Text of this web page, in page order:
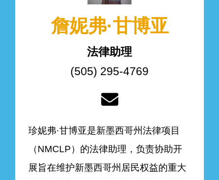
詹妮弗·甘博亚
法律助理
(505) 295-4769
珍妮弗·甘博亚是新墨西哥州法律项目
（NMCLP）的法律助理，负责协助开
展旨在维护新墨西哥州居民权益的重大